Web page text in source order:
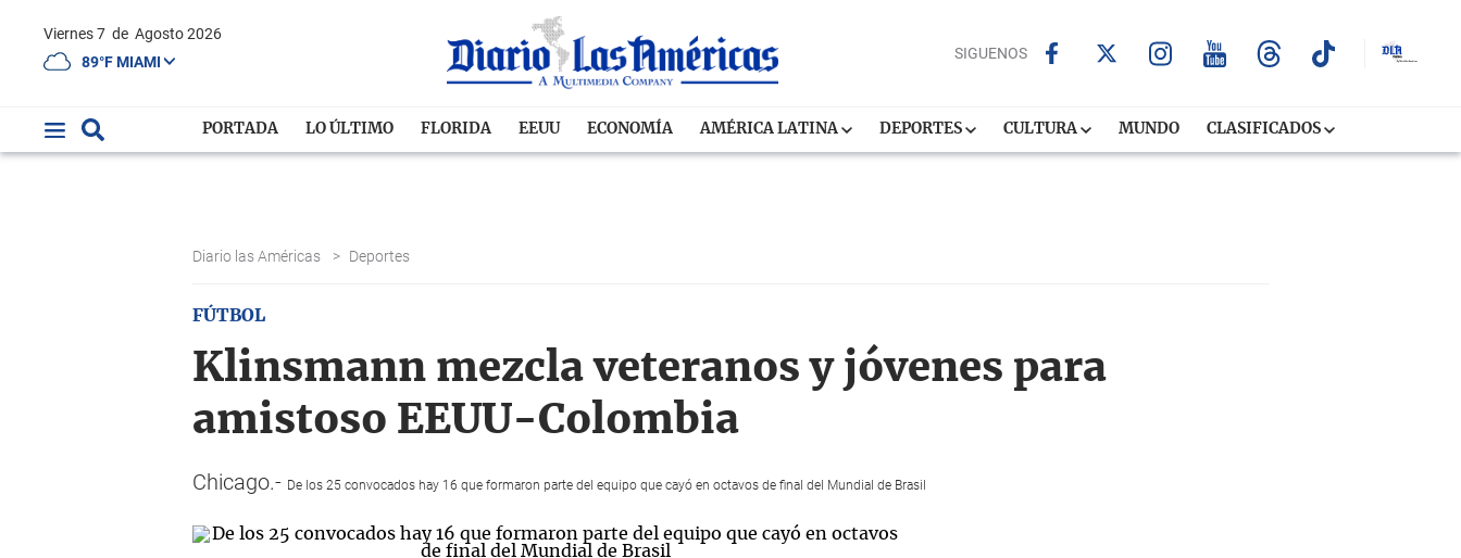
Viernes 7 de Agosto 2026
89°F MIAMI
SIGUENOS
PORTADA LO ÚLTIMO FLORIDA EEUU ECONOMÍA AMÉRICA LATINA DEPORTES CULTURA MUNDO CLASIFICADOS
Diario las Américas > Deportes
FÚTBOL
Klinsmann mezcla veteranos y jóvenes para
amistoso EEUU-Colombia
Chicago.- De los 25 convocados hay 16 que formaron parte del equipo que cayó en octavos de final del Mundial de Brasil